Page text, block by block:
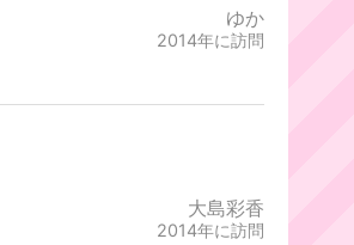
ゆか
2014年に訪問
大島彩香
2014年に訪問